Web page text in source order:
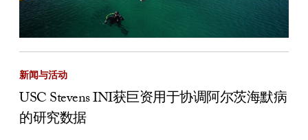
新闻与活动
USC Stevens INI获巨资用于协调阿尔茨海默病
的研究数据